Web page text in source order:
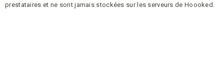
prestataires et ne sont jamais stockées sur les serveurs de Hoooked.